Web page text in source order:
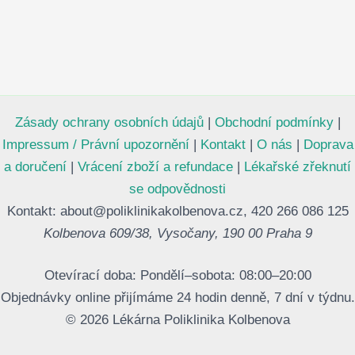
Zásady ochrany osobních údajů| Obchodní podmínky|
Impressum / Právní upozornění| Kontakt| O nás | Doprava
a doručení | Vrácení zboží a refundace | Lékařské zřeknutí
se odpovědnosti
Kontakt: about@poliklinikakolbenova.cz, 420 266 086 125
Kolbenova 609/38, Vysočany, 190 00 Praha 9
Otevírací doba: Pondělí–sobota: 08:00–20:00
Objednávky online přijímáme 24 hodin denně, 7 dní v týdnu.
© 2026 Lékárna Poliklinika Kolbenova